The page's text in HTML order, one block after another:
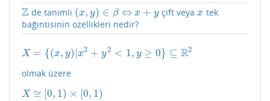
Z
Z de tanimli (x, y) ∈ β ⇔ x + y
(x,y )∈β ⇔ x+ y çift veyax
x tek
bağıntisinin ozellikleri nedir?
X = {(x, y)|x2 + y2 < 1, y ≥ 0} ⊆ R2
X={(x y)| x2+y2 <1, y≥0}⊆R 2
olmak üzere
X ≅ [0, 1) × [0, 1)
X ≅[0 ,1) ×[0 1)